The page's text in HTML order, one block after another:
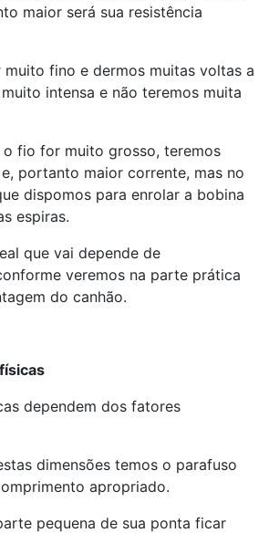
maior será sua resistência
fino e dermos muitas voltas a
intensa e não teremos muita
fio for muito grosso, teremos
portanto maior corrente, mas no
dispomos para enrolar a bobina
espiras.
que vai depende de
veremos na parte prática
do canhão.
dependem dos fatores
dimensões temos o parafuso
apropriado.
pequena de sua ponta ficar